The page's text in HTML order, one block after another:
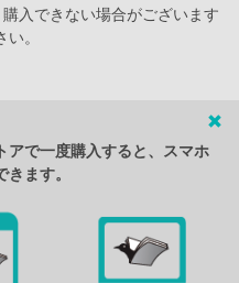
入できない場合がございます
。
アで一度購入すると、スマホ
ます。